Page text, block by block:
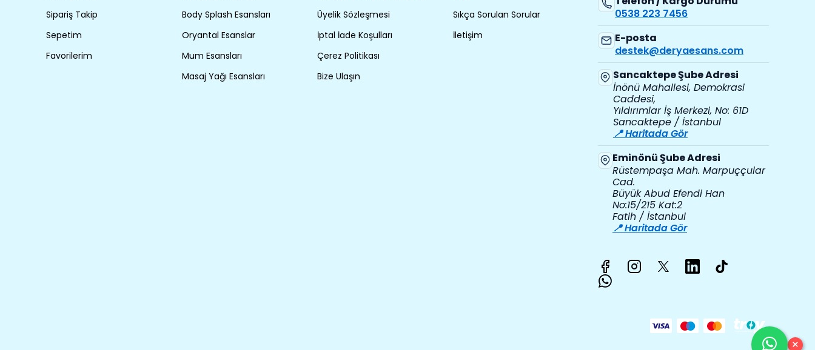
Sipariş Takip
Sepetim
Favorilerim
Body Splash Esansları
Oryantal Esanslar
Mum Esansları
Masaj Yağı Esansları
Üyelik Sözleşmesi
İptal İade Koşulları
Çerez Politikası
Bize Ulaşın
Sıkça Sorulan Sorular
İletişim
0538 223 7456
E-posta
destek@deryaesans.com
Sancaktepe Şube Adresi
İnönü Mahallesi, Demokrasi
Caddesi,
Yıldırımlar İş Merkezi, No: 61D
Sancaktepe / İstanbul
📍 Haritada Gör
Eminönü Şube Adresi
Rüstempaşa Mah. Marpuççular
Cad.
Büyük Abud Efendi Han
No:15/215 Kat:2
Fatih / İstanbul
📍 Haritada Gör
×